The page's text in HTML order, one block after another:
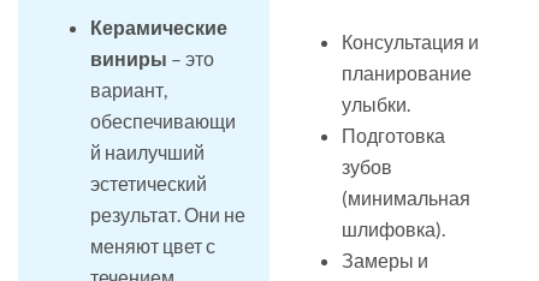
Керамические
виниры – это
вариант,
обеспечивающи
й наилучший
эстетический
результат. Они не
меняют цвет с
Консультация и
планирование
улыбки.
Подготовка
зубов
(минимальная
шлифовка).
Замеры и